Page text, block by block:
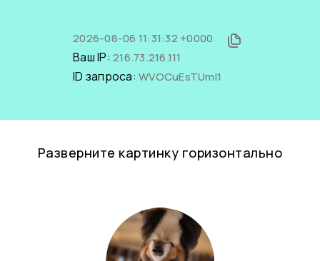
2026-08-06 11:31:32 +0000
Ваш IP: 216.73.216.111
ID запроса: WVOCuEsTUmI1
Разверните картинку горизонтально